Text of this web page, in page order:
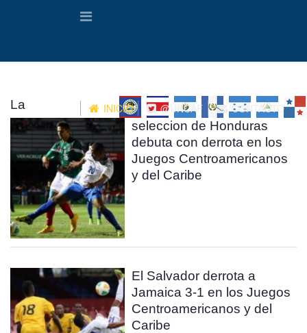
INICIO @UNCAF CONTACTO
La
seleccion de Honduras
debuta con derrota en los
Juegos Centroamericanos
y del Caribe
El Salvador derrota a
Jamaica 3-1 en los Juegos
Centroamericanos y del
Caribe